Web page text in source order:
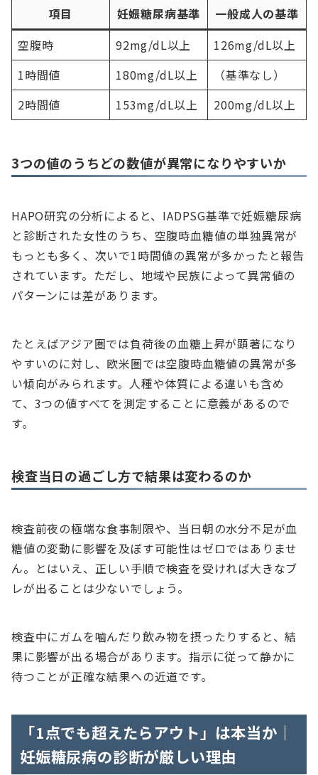
項目 妊娠糖尿病基準
一般成人の基準
空腹時
92mg/dL以上
126mg/dL以上
1時間値
180mg/dL以上
（基準なし）
2時間値
153mg/dL以上 200mg/dL以上
3つの値のうちどの数値が異常になりやすいか
HAPO研究の分析によると、IADPSG基準で妊娠糖尿病
と診断された女性のうち、空腹時血糖値の単独異常が
もっとも多く、次いで1時間値の異常が多かったと報告
されています。ただし、地域や民族によって異常値の
パターンには差があります。
たとえばアジア圏では負荷後の血糖上昇が顕著になり
やすいのに対し、欧米圏では空腹時血糖値の異常が多
い傾向がみられます。人種や体質による違いも含め
て、3つの値すべてを測定することに意義があるので
す。
検査当日の過ごし方で結果は変わるのか
検査前夜の極端な食事制限や、当日朝の水分不足が血
糖値の変動に影響を及ぼす可能性はゼロではありませ
ん。とはいえ、正しい手順で検査を受ければ大きなブ
レが出ることは少ないでしょう。
検査中にガムを噛んだり飲み物を摂ったりすると、結
果に影響が出る場合があります。指示に従って静かに
待つことが正確な結果への近道です。
「1点でも超えたらアウト」は本当か｜
妊娠糖尿病の診断が厳しい理由